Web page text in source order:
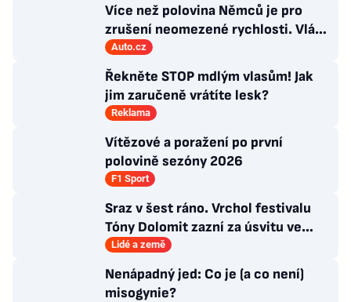
Více než polovina Němců je pro
zrušení neomezené rychlosti. Vláda
řekla, co si o tom myslí
Auto.cz
Řekněte STOP mdlým vlasům! Jak
jim zaručeně vrátíte lesk?
Reklama
Vítězové a poražení po první
polovině sezóny 2026
F1 Sport
Sraz v šest ráno. Vrchol festivalu
Tóny Dolomit zazní za úsvitu ve
3000 metrech
Lidé a země
Nenápadný jed: Co je (a co není)
misogynie?